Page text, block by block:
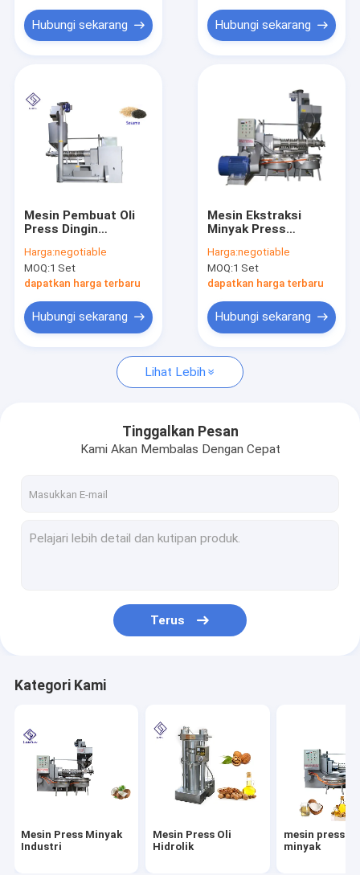
Produk
Video
Tentang kami
Hubungi kami
Permintaan Penawaran
Mesin Press Minyak Industri
mesin press sekrup minyak
Mesin Pengolah Makanan
Perangkat Ekstraksi Minyak
Mesin Pengilangan Minyak
Mesin Press Minyak Rumah
mesin suku cadang
Hubungi sekarang Hubungi sekarang
Mesin Pembuat Oli
Press Dingin
Mesin Expeller
Minyak Screw Type
ISO
Harga:negotiable
MOQ:1 Set
dapatkan harga terbaru
Hubungi sekarang
Mesin Ekstraksi
Minyak Press
Dingin, Mesin Press
Minyak Zaitun
Kapasitas Besar
Harga:negotiable
MOQ:1 Set
dapatkan harga terbaru
Hubungi sekarang
Lihat Lebih
Tinggalkan Pesan
Kami Akan Membalas Dengan Cepat
Terus
Kategori Kami
Mesin Press Minyak
Industri
Mesin Press Oli
Hidrolik
mesin press
minyak